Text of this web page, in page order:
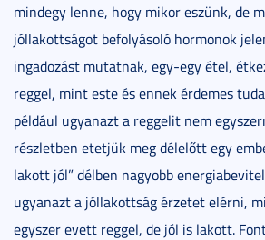
mindegy lenne, hogy mikor eszünk, de
jóllakottságot befolyásoló hormonok
ingadozást mutatnak, egy-egy étel,
reggel, mint este és ennek érdemes
például ugyanazt a reggelit nem
részletben etetjük meg délelőtt egy
lakott jól” délben nagyobb
ugyanazt a jóllakottság érzetet elérni,
egyszer evett reggel, de jól is lakott.